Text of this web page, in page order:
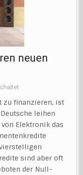
neuen
zu finanzieren, ist
leihen
Elektronik das
sind aber oft
der Null-